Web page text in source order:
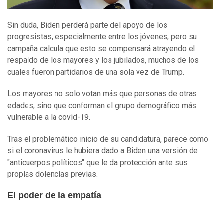
Sin duda, Biden perderá parte del apoyo de los
progresistas, especialmente entre los jóvenes, pero su
campaña calcula que esto se compensará atrayendo el
respaldo de los mayores y los jubilados, muchos de los
cuales fueron partidarios de una sola vez de Trump.
Los mayores no solo votan más que personas de otras
edades, sino que conforman el grupo demográfico más
vulnerable a la covid-19.
Tras el problemático inicio de su candidatura, parece como
si el coronavirus le hubiera dado a Biden una versión de
"anticuerpos políticos" que le da protección ante sus
propias dolencias previas.
El poder de la empatía